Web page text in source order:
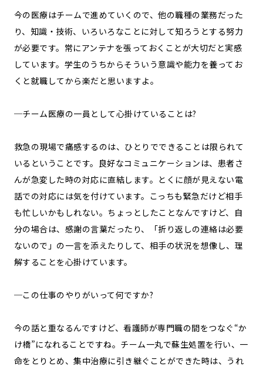
今の医療はチームで進めていくので、他の職種の業務だった
り、知識・技術、いろいろなことに対して知ろうとする努力
が必要です。常にアンテナを張っておくことが大切だと実感
しています。学生のうちからそういう意識や能力を養ってお
くと就職してから楽だと思いますよ。
─チーム医療の一員として心掛けていることは?
救急の現場で痛感するのは、ひとりでできることは限られて
いるということです。良好なコミュニケーションは、患者さ
んが急変した時の対応に直結します。とくに顔が見えない電
話での対応には気を付けています。こっちも緊急だけど相手
も忙しいかもしれない。ちょっとしたことなんですけど、自
分の場合は、感謝の言葉だったり、「折り返しの連絡は必要
ないので」の一言を添えたりして、相手の状況を想像し、理
解することを心掛けています。
─この仕事のやりがいって何ですか?
今の話と重なるんですけど、看護師が専門職の間をつなぐ“か
け橋”になれることですね。チーム一丸で蘇生処置を行い、一
命をとりとめ、集中治療に引き継ぐことができた時は、うれ